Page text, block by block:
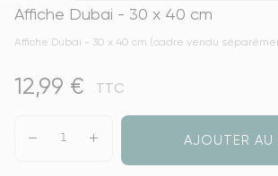
Affiche Dubai - 30 x 40 cm
Affiche Dubai - 30 x 40 cm (cadre vendu
12,99 € TTC
AJOUTER AU